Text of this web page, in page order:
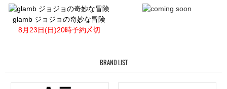
glamb ジョジョの奇妙な冒険
8月23日(日)20時予約〆切
BRAND LIST